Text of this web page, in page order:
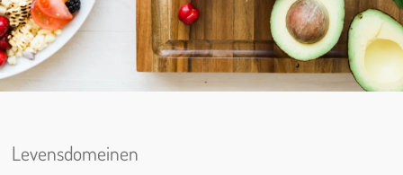
Levensdomeinen